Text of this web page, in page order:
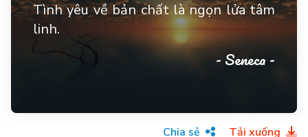
Tình yêu về bản chất là ngọn lửa tâm
linh.
- Seneca -
Chia sẻ Tải xuống